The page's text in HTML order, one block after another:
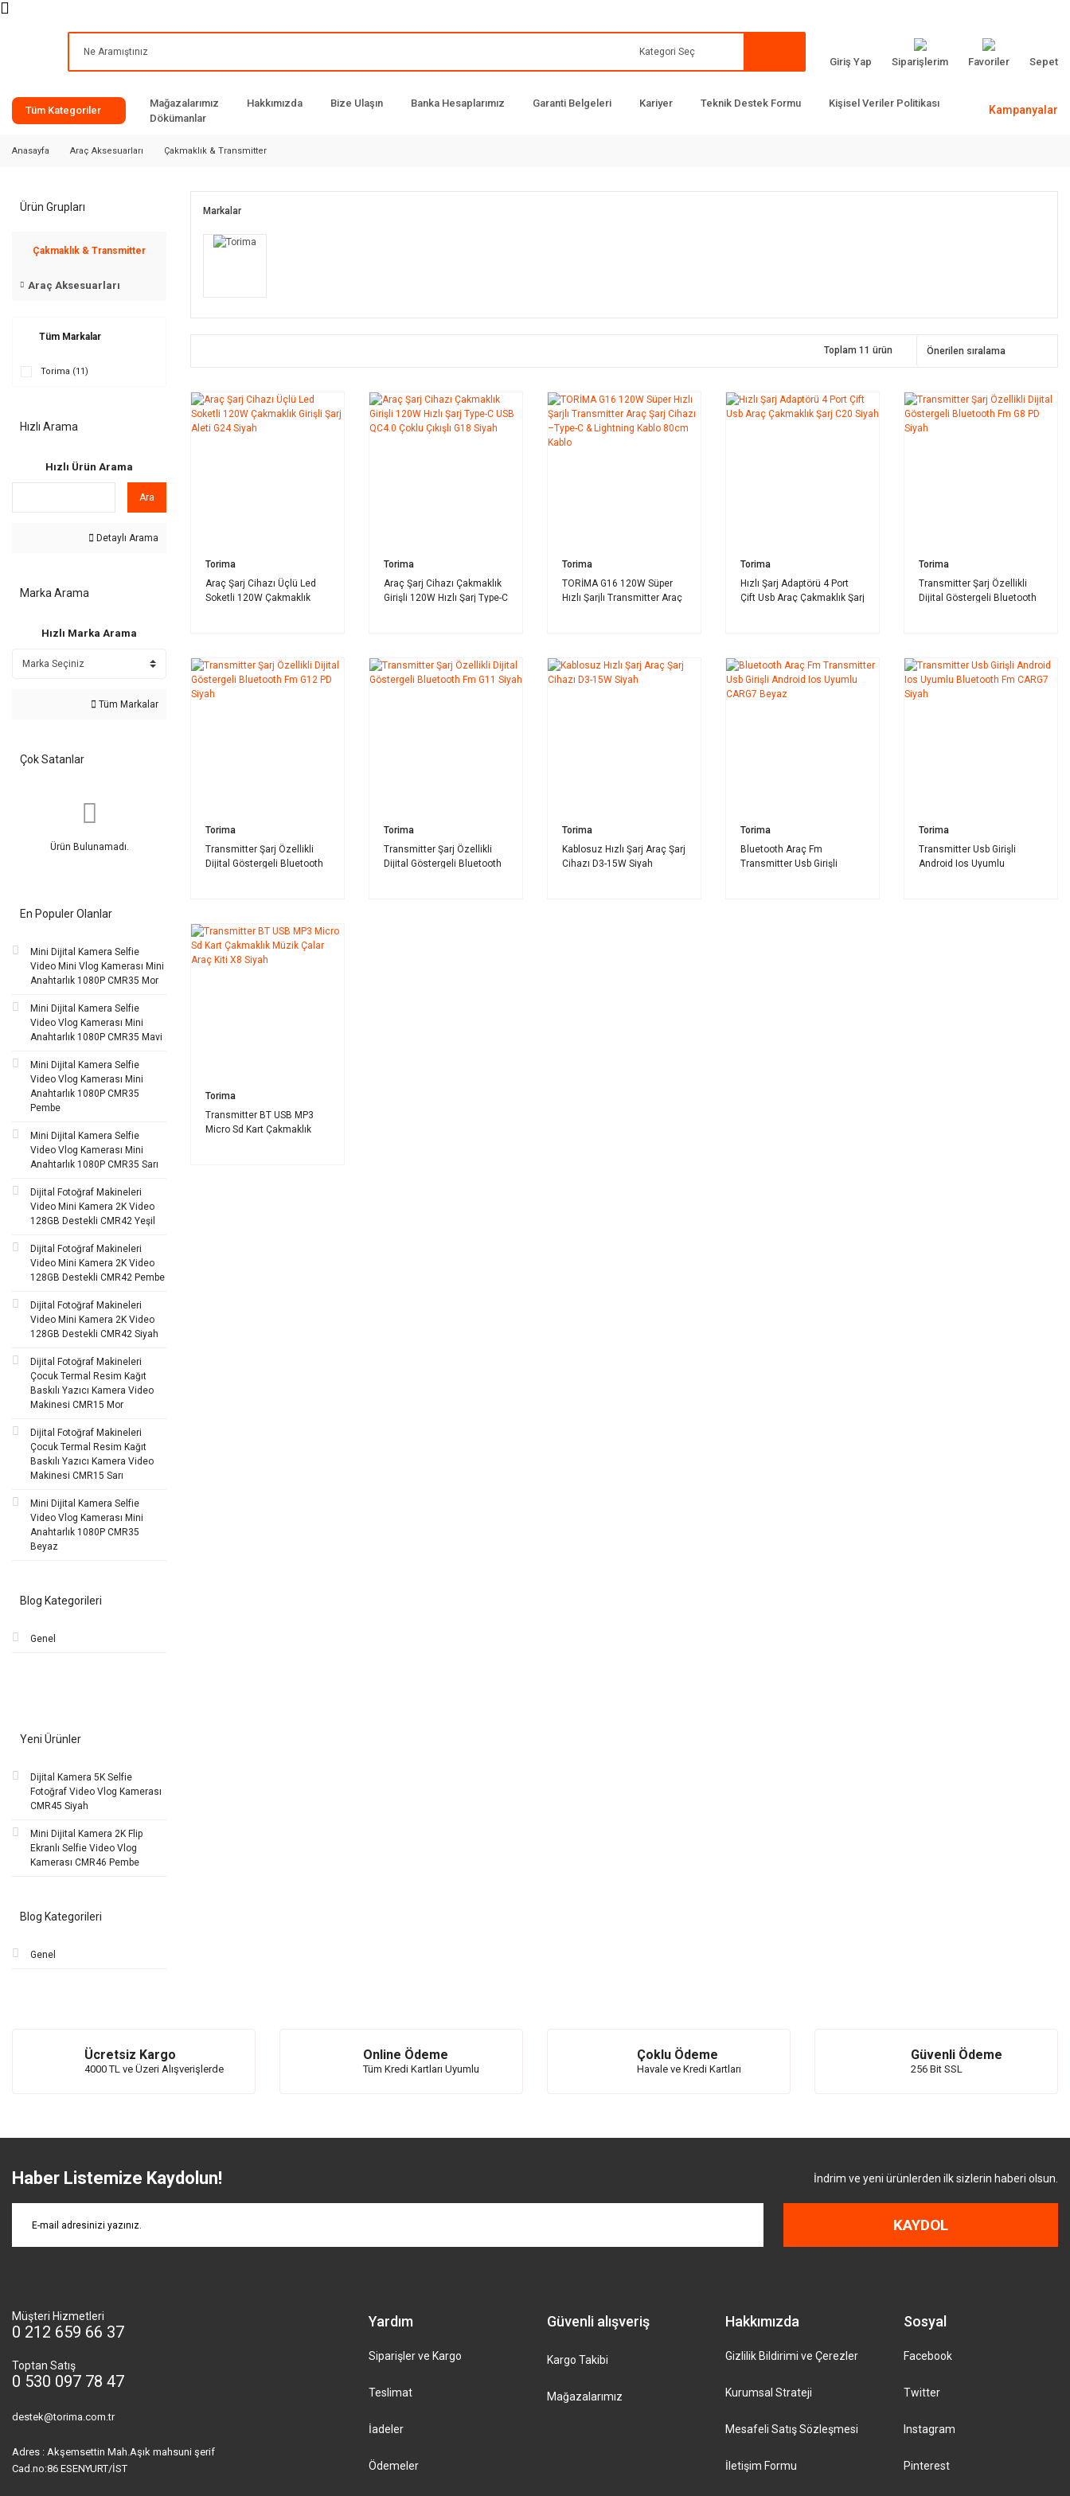
Giriş Yap Siparişlerim Favoriler Sepet
Tüm Kategoriler
Mağazalarımız Hakkımızda Bize Ulaşın Banka Hesaplarımız Garanti Belgeleri Kariyer Teknik Destek Formu
Kişisel Veriler Politikası
Dökümanlar
Kampanyalar
Anasayfa Araç Aksesuarları Çakmaklık & Transmitter
Ürün Grupları
Çakmaklık & Transmitter
Araç Aksesuarları
Tüm Markalar
Torima (11)
Hızlı Arama
Hızlı Ürün Arama
Ara
Detaylı Arama
Marka Arama
Hızlı Marka Arama
Tüm Markalar
Çok Satanlar
Ürün Bulunamadı.
En Populer Olanlar
Mini Dijital Kamera Selfie
Video Mini Vlog Kamerası Mini
Anahtarlık 1080P CMR35 Mor
Mini Dijital Kamera Selfie
Video Vlog Kamerası Mini
Anahtarlık 1080P CMR35 Mavi
Mini Dijital Kamera Selfie
Video Vlog Kamerası Mini
Anahtarlık 1080P CMR35
Pembe
Mini Dijital Kamera Selfie
Video Vlog Kamerası Mini
Anahtarlık 1080P CMR35 Sarı
Dijital Fotoğraf Makineleri
Video Mini Kamera 2K Video
128GB Destekli CMR42 Yeşil
Dijital Fotoğraf Makineleri
Video Mini Kamera 2K Video
128GB Destekli CMR42 Pembe
Dijital Fotoğraf Makineleri
Video Mini Kamera 2K Video
128GB Destekli CMR42 Siyah
Dijital Fotoğraf Makineleri
Çocuk Termal Resim Kağıt
Baskılı Yazıcı Kamera Video
Makinesi CMR15 Mor
Dijital Fotoğraf Makineleri
Çocuk Termal Resim Kağıt
Baskılı Yazıcı Kamera Video
Makinesi CMR15 Sarı
Mini Dijital Kamera Selfie
Video Vlog Kamerası Mini
Anahtarlık 1080P CMR35
Beyaz
Blog Kategorileri
Genel
Yeni Ürünler
Dijital Kamera 5K Selfie
Fotoğraf Video Vlog Kamerası
CMR45 Siyah
Mini Dijital Kamera 2K Flip
Ekranlı Selfie Video Vlog
Kamerası CMR46 Pembe
Blog Kategorileri
Genel
Markalar
Toplam 11 ürün
Torima
Araç Şarj Cihazı Üçlü Led
Soketli 120W Çakmaklık
Torima
Araç Şarj Cihazı Çakmaklık
Girişli 120W Hızlı Şarj Type-C
Torima
TORİMA G16 120W Süper
Hızlı Şarjlı Transmitter Araç
Torima
Hızlı Şarj Adaptörü 4 Port
Çift Usb Araç Çakmaklık Şarj
Torima
Transmitter Şarj Özellikli
Dijital Göstergeli Bluetooth
Torima
Transmitter Şarj Özellikli
Dijital Göstergeli Bluetooth
Torima
Transmitter Şarj Özellikli
Dijital Göstergeli Bluetooth
Torima
Kablosuz Hızlı Şarj Araç Şarj
Cihazı D3-15W Siyah
Torima
Bluetooth Araç Fm
Transmitter Usb Girişli
Torima
Transmitter Usb Girişli
Android Ios Uyumlu
Torima
Transmitter BT USB MP3
Micro Sd Kart Çakmaklık
Ücretsiz Kargo
4000 TL ve Üzeri Alışverişlerde
Online Ödeme
Tüm Kredi Kartları Uyumlu
Çoklu Ödeme
Havale ve Kredi Kartları
Güvenli Ödeme
256 Bit SSL
Haber Listemize Kaydolun! İndrim ve yeni ürünlerden ilk sizlerin haberi olsun.
KAYDOL
Müşteri Hizmetleri
0 212 659 66 37
Toptan Satış
0 530 097 78 47
destek@torima.com.tr
Adres : Akşemsettin Mah.Aşık mahsuni şerif
Cad.no:86 ESENYURT/İST
Yardım
Siparişler ve Kargo
Teslimat
İadeler
Ödemeler
Güvenli alışveriş
Kargo Takibi
Mağazalarımız
Hakkımızda
Gizlilik Bildirimi ve Çerezler
Kurumsal Strateji
Mesafeli Satış Sözleşmesi
İletişim Formu
Sosyal
Facebook
Twitter
Instagram
Pinterest